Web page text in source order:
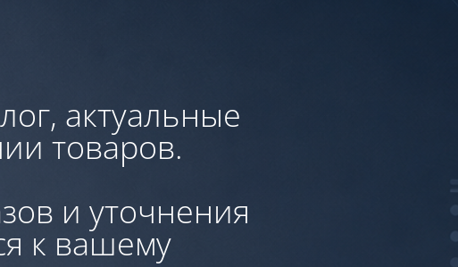
актуальные
товаров.
и уточнения
к вашему